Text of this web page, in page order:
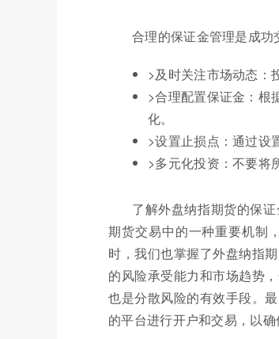
合理的保证金管理是成功
>及时关注市场动态：
>合理配置保证金：根
化。
>设置止损点：通过设
>多元化投资：不要将
了解外盘纳指期货的保
期货交易中的一种重要机制
时，我们也掌握了外盘纳指
的风险承受能力和市场趋势
也是分散风险的有效手段。
的平台进行开户和交易，以确